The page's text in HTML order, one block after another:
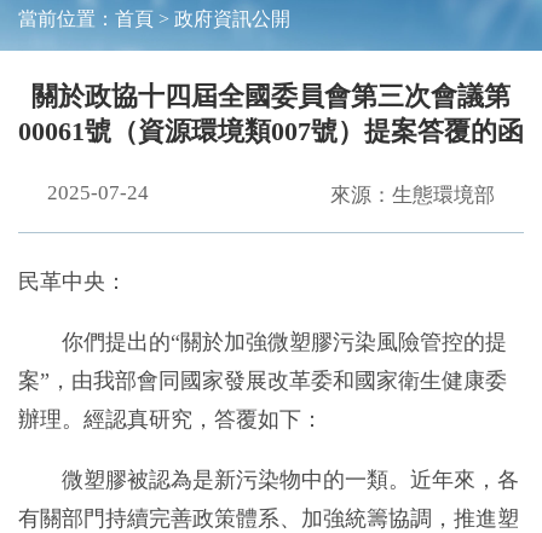
當前位置： 首頁> 政府資訊公開
關於政協十四屆全國委員會第三次會議第
00061號（資源環境類007號）提案答覆的函
2025-07-24 來源：生態環境部
民革中央：
你們提出的“關於加強微塑膠污染風險管控的提
案”，由我部會同國家發展改革委和國家衛生健康委
辦理。經認真研究，答覆如下：
微塑膠被認為是新污染物中的一類。近年來，各
有關部門持續完善政策體系、加強統籌協調，推進塑